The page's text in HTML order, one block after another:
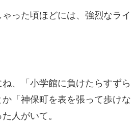
った頃ほどには、強烈なライ
、「小学館に負けたらすずら
「神保町を表を張って歩けな
人がいて。